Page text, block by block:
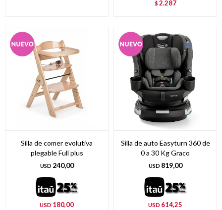
$2.287
Silla de comer evolutiva
plegable Full plus
USD 240,00
USD 180,00
Silla de auto Easyturn 360 de
0 a 30 Kg Graco
USD 819,00
USD 614,25